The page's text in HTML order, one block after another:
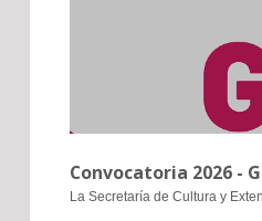
Convocatoria 2026 -
La Secretaría de Cultura y